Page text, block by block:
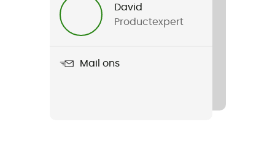
David
Productexpert
Mail ons